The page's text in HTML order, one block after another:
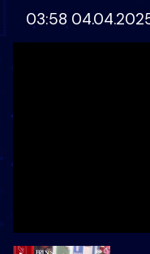
03:58